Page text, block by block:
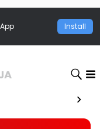
Install